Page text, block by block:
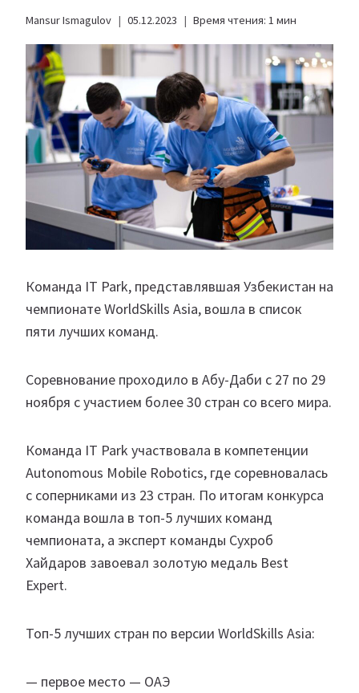
Mansur Ismagulov 05.12.2023 Время чтения: 1 мин
Команда IT Park, представлявшая Узбекистан на
чемпионате WorldSkills Asia, вошла в список
пяти лучших команд.
Соревнование проходило в Абу-Даби с 27 по 29
ноября с участием более 30 стран со всего мира.
Команда IT Park участвовала в компетенции
Autonomous Mobile Robotics, где соревновалась
с соперниками из 23 стран. По итогам конкурса
команда вошла в топ-5 лучших команд
чемпионата, а эксперт команды Сухроб
Хайдаров завоевал золотую медаль Best
Expert.
Топ-5 лучших стран по версии WorldSkills Asia:
— первое место — ОАЭ